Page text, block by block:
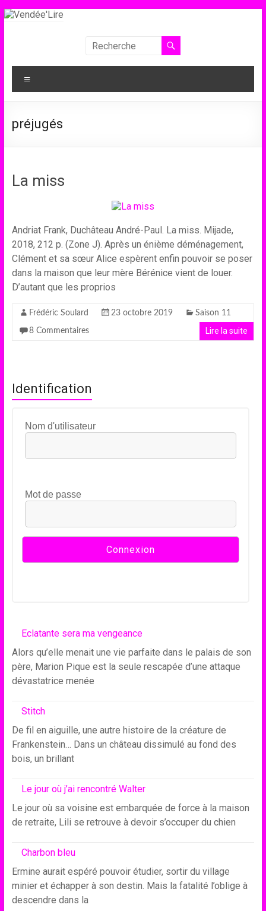
Aller
Vendée'Lire
Le
prix
collégiens
préjugés
La miss
Andriat Frank, Duchâteau André-Paul. La miss. Mijade,
2018, 212 p. (Zone J). Après un énième déménagement,
Clément et sa sœur Alice espèrent enfin pouvoir se poser
dans la maison que leur mère Bérénice vient de louer.
D’autant que les proprios
Frédéric Soulard 23 octobre 2019 Saison 11
8 Commentaires Lire la suite
Identification
Nom d'utilisateur
Mot de passe
Eclatante sera ma vengeance
Alors qu’elle menait une vie parfaite dans le palais de son
père, Marion Pique est la seule rescapée d’une attaque
dévastatrice menée
Stitch
De fil en aiguille, une autre histoire de la créature de
Frankenstein… Dans un château dissimulé au fond des
bois, un brillant
Le jour où j’ai rencontré Walter
Le jour où sa voisine est embarquée de force à la maison
de retraite, Lili se retrouve à devoir s’occuper du chien
Charbon bleu
Ermine aurait espéré pouvoir étudier, sortir du village
minier et échapper à son destin. Mais la fatalité l’oblige à
descendre dans la